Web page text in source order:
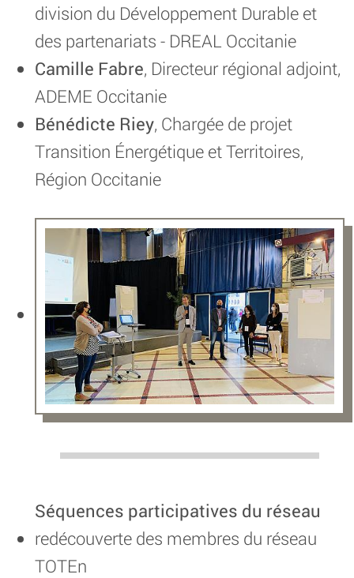
division du Développement Durable et
des partenariats - DREAL Occitanie
Camille Fabre, Directeur régional adjoint,
ADEME Occitanie
Bénédicte Riey, Chargée de projet
Transition Énergétique et Territoires,
Région Occitanie
Séquences participatives du réseau
redécouverte des membres du réseau
TOTEn